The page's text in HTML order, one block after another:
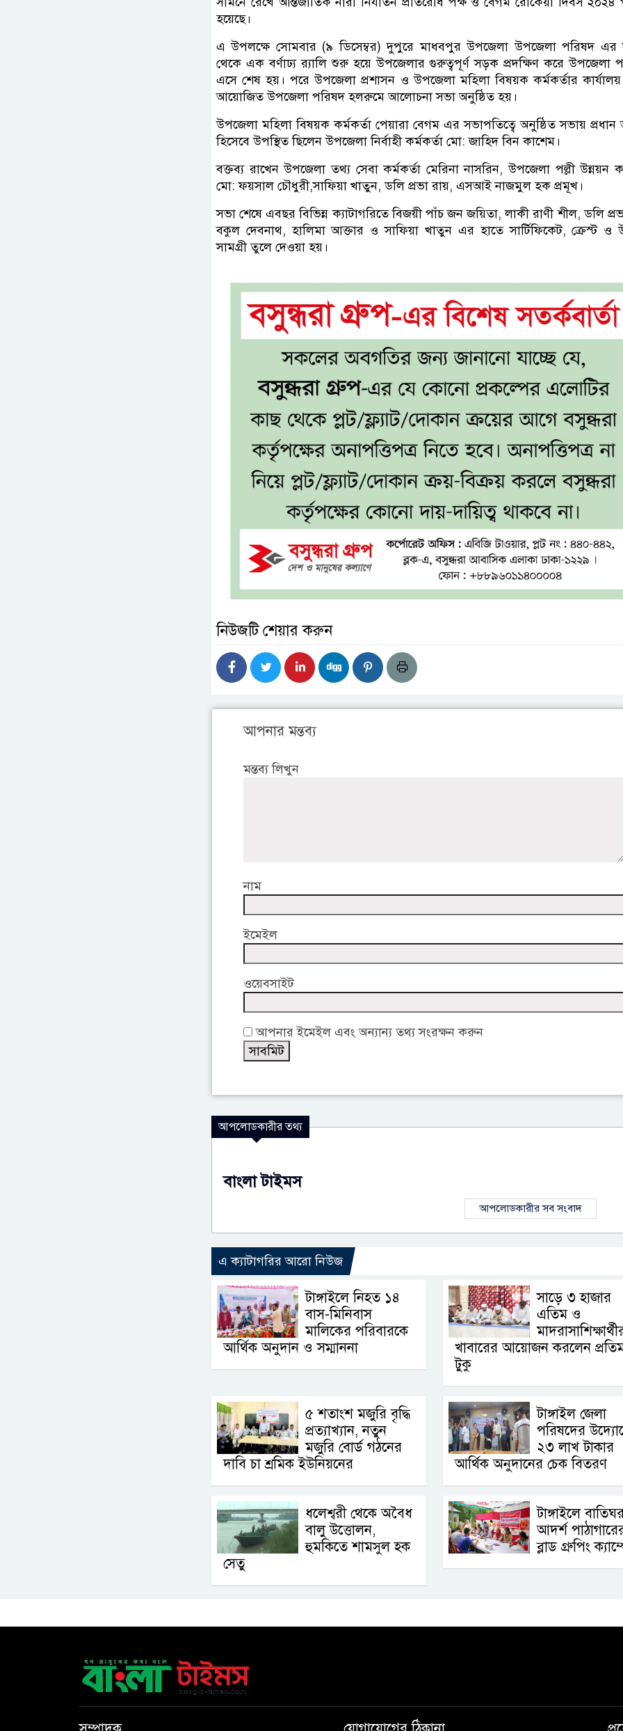
হয়েছে।
এ উপলক্ষে সোমবার (৯ ডিসেম্বর) দুপুরে মাধবপুর উপজেলা উপজেলা পরিষদ এর
থেকে এক বর্ণাঢ্য র‍্যালি শুরু হয়ে উপজেলার গুরুত্বপূর্ণ সড়ক প্রদক্ষিণ করে উপজেলা
এসে শেষ হয়। পরে উপজেলা প্রশাসন ও উপজেলা মহিলা বিষয়ক কর্মকর্তার
আয়োজিত উপজেলা পরিষদ হলরুমে আলোচনা সভা অনুষ্ঠিত হয়।
উপজেলা মহিলা বিষয়ক কর্মকর্তা পেয়ারা বেগম এর সভাপতিত্বে অনুষ্ঠিত সভায় প্রধান
হিসেবে উপস্থিত ছিলেন উপজেলা নির্বাহী কর্মকর্তা মো: জাহিদ বিন কাশেম।
বক্তব্য রাখেন উপজেলা তথ্য সেবা কর্মকর্তা মেরিনা নাসরিন, উপজেলা পল্লী উন্নয়ন
মো: ফয়সাল চৌধুরী,সাফিয়া খাতুন, ডলি প্রভা রায়, এসআই নাজমুল হক প্রমূখ।
সভা শেষে এবছর বিভিন্ন ক্যাটাগরিতে বিজয়ী পাঁচ জন জয়িতা, লাকী রাণী শীল, ডলি
বকুল দেবনাথ, হালিমা আক্তার ও সাফিয়া খাতুন এর হাতে সার্টিফিকেট, ক্রেস্ট ও
সামগ্রী তুলে দেওয়া হয়।
নিউজটি শেয়ার করুন
আপনার মন্তব্য
মন্তব্য লিখুন
নাম
ইমেইল
ওয়েবসাইট
আপনার ইমেইল এবং অন্যান্য তথ্য সংরক্ষন করুন
আপলোডকারীর তথ্য
বাংলা টাইমস
আপলোডকারীর সব সংবাদ
এ ক্যাটাগরির আরো নিউজ
টাঙ্গাইলে নিহত ১৪
বাস-মিনিবাস
মালিকের পরিবারকে
আর্থিক অনুদান ও সম্মাননা
সাড়ে ৩ হাজার
এতিম ও
খাবারের আয়োজন করলেন
টুকু
৫ শতাংশ মজুরি বৃদ্ধি
প্রত্যাখ্যান, নতুন
মজুরি বোর্ড গঠনের
দাবি চা শ্রমিক ইউনিয়নের
টাঙ্গাইল জেলা
পরিষদের
২৩ লাখ টাকার
আর্থিক অনুদানের চেক বিতরণ
ধলেশ্বরী থেকে অবৈধ
বালু উত্তোলন,
হুমকিতে শামসুল হক
সেতু
টাঙ্গাইলে
আদর্শ
ব্লাড গ্রুপিং